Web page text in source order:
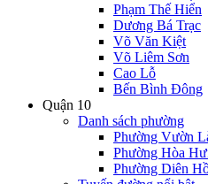
Phạm Thế Hiển
Dương Bá Trạc
Võ Văn Kiệt
Võ Liêm Sơn
Cao Lỗ
Bến Bình Đông
Quận 10
Danh sách phường
Phường Vườn
Phường Hòa
Phường Diên